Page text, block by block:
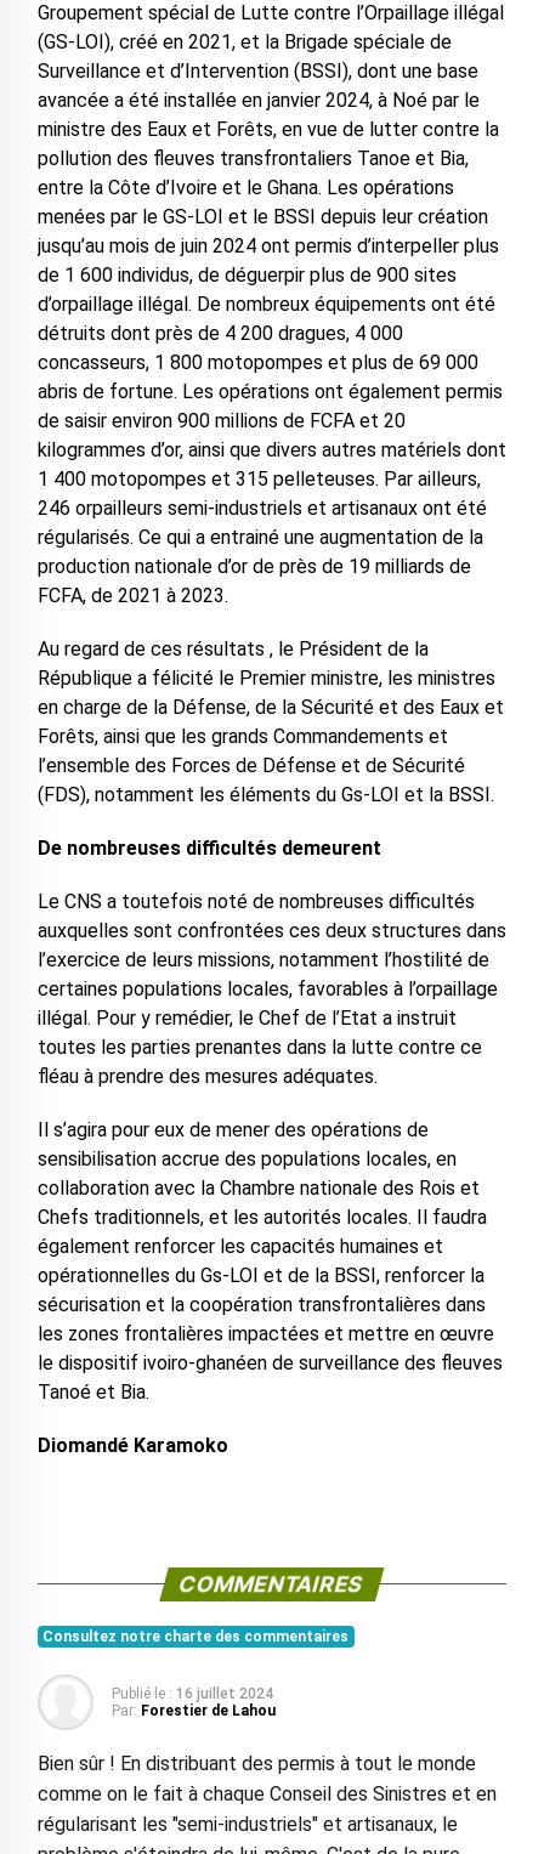
Groupement spécial de Lutte contre l’Orpaillage illégal
(GS-LOI), créé en 2021, et la Brigade spéciale de
Surveillance et d’Intervention (BSSI), dont une base
avancée a été installée en janvier 2024, à Noé par le
ministre des Eaux et Forêts, en vue de lutter contre la
pollution des fleuves transfrontaliers Tanoe et Bia,
entre la Côte d’Ivoire et le Ghana. Les opérations
menées par le GS-LOI et le BSSI depuis leur création
jusqu’au mois de juin 2024 ont permis d’interpeller plus
de 1 600 individus, de déguerpir plus de 900 sites
d’orpaillage illégal. De nombreux équipements ont été
détruits dont près de 4 200 dragues, 4 000
concasseurs, 1 800 motopompes et plus de 69 000
abris de fortune. Les opérations ont également permis
de saisir environ 900 millions de FCFA et 20
kilogrammes d’or, ainsi que divers autres matériels dont
1 400 motopompes et 315 pelleteuses. Par ailleurs,
246 orpailleurs semi-industriels et artisanaux ont été
régularisés. Ce qui a entrainé une augmentation de la
production nationale d’or de près de 19 milliards de
FCFA, de 2021 à 2023.
Au regard de ces résultats , le Président de la
République a félicité le Premier ministre, les ministres
en charge de la Défense, de la Sécurité et des Eaux et
Forêts, ainsi que les grands Commandements et
l’ensemble des Forces de Défense et de Sécurité
(FDS), notamment les éléments du Gs-LOI et la BSSI.
De nombreuses difficultés demeurent
Le CNS a toutefois noté de nombreuses difficultés
auxquelles sont confrontées ces deux structures dans
l’exercice de leurs missions, notamment l’hostilité de
certaines populations locales, favorables à l’orpaillage
illégal. Pour y remédier, le Chef de l’Etat a instruit
toutes les parties prenantes dans la lutte contre ce
fléau à prendre des mesures adéquates.
Il s’agira pour eux de mener des opérations de
sensibilisation accrue des populations locales, en
collaboration avec la Chambre nationale des Rois et
Chefs traditionnels, et les autorités locales. Il faudra
également renforcer les capacités humaines et
opérationnelles du Gs-LOI et de la BSSI, renforcer la
sécurisation et la coopération transfrontalières dans
les zones frontalières impactées et mettre en œuvre
le dispositif ivoiro-ghanéen de surveillance des fleuves
Tanoé et Bia.
Diomandé Karamoko
COMMENTAIRES
Consultez notre charte des commentaires
Publié le : 16 juillet 2024
Par: Forestier de Lahou
Bien sûr ! En distribuant des permis à tout le monde
comme on le fait à chaque Conseil des Sinistres et en
régularisant les "semi-industriels" et artisanaux, le